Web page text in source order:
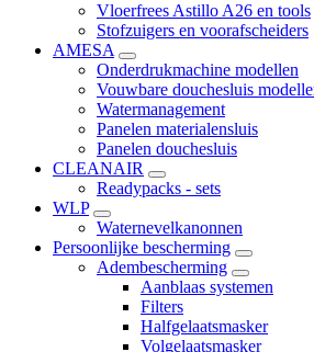
Vloerfrees Astillo A26 en tools
Stofzuigers en voorafscheiders
AMESA
Onderdrukmachine modellen
Vouwbare douchesluis
Watermanagement
Panelen materialensluis
Panelen douchesluis
CLEANAIR
Readypacks - sets
WLP
Waternevelkanonnen
Persoonlijke bescherming
Adembescherming
Aanblaas systemen
Filters
Halfgelaatsmasker
Volgelaatsmasker